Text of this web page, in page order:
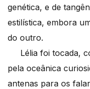
genética, e de
estilística, embora
do outro.
Lélia foi tocada,
pela oceânica
antenas para os